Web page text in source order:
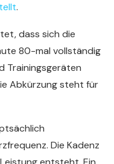
.
dass sich die
80-mal vollständig
Trainingsgeräten
Abkürzung steht für
Die Kadenz